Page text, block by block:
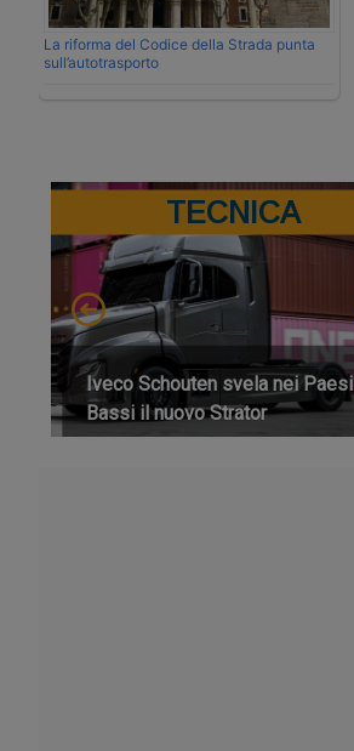
La riforma del Codice della Strada punta
sull’autotrasporto
TECNICA
Iveco Schouten svela nei Paesi
Bassi il nuovo Strator